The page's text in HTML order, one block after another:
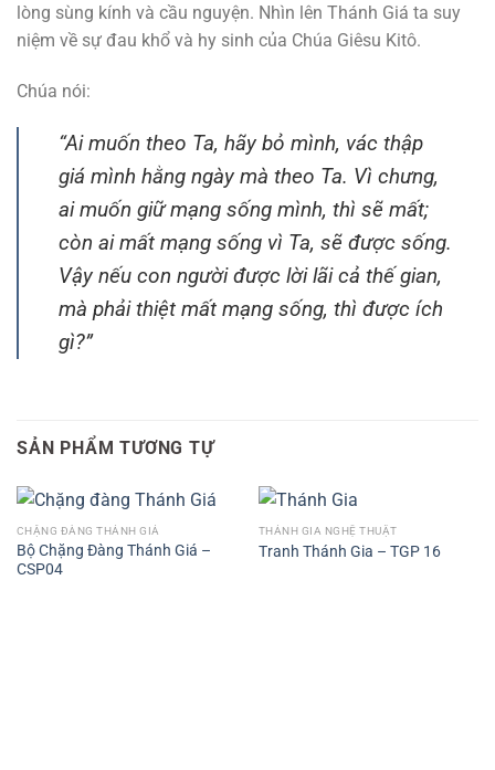
lòng sùng kính và cầu nguyện. Nhìn lên Thánh Giá ta suy
niệm về sự đau khổ và hy sinh của Chúa Giêsu Kitô.
Chúa nói:
“Ai muốn theo Ta, hãy bỏ mình, vác thập
giá mình hằng ngày mà theo Ta. Vì chưng,
ai muốn giữ mạng sống mình, thì sẽ mất;
còn ai mất mạng sống vì Ta, sẽ được sống.
Vậy nếu con người được lời lãi cả thế gian,
mà phải thiệt mất mạng sống, thì được ích
gì?”
SẢN PHẨM TƯƠNG TỰ
CHẶNG ĐÀNG THÁNH GIÁ
Bộ Chặng Đàng Thánh Giá –
CSP04
THÁNH GIA NGHỆ THUẬT
Tranh Thánh Gia – TGP 16